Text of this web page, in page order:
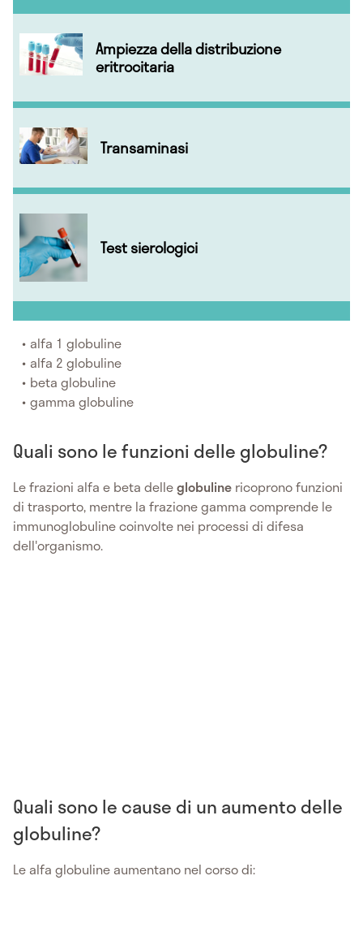
Ampiezza della distribuzione
eritrocitaria
Transaminasi
Test sierologici
alfa 1 globuline
alfa 2 globuline
beta globuline
gamma globuline
Quali sono le funzioni delle globuline?
Le frazioni alfa e beta delleglobuline ricoprono funzioni
di trasporto, mentre la frazione gamma comprende le
immunoglobuline coinvolte nei processi di difesa
dell'organismo.
Quali sono le cause di un aumento delle
globuline?
Le alfa globuline aumentano nel corso di: